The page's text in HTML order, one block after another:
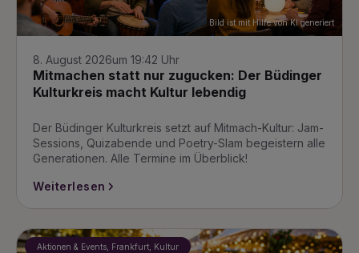
Bild ist mit Hilfe von KI generiert
8. August 2026um 19:42 Uhr
Mitmachen statt nur zugucken: Der Büdinger
Kulturkreis macht Kultur lebendig
Der Büdinger Kulturkreis setzt auf Mitmach-Kultur: Jam-
Sessions, Quizabende und Poetry-Slam begeistern alle
Generationen. Alle Termine im Überblick!
Weiterlesen
Aktionen & Events, Frankfurt, Kultur